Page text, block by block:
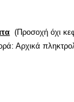
(Προσοχή όχι
Αρχικά